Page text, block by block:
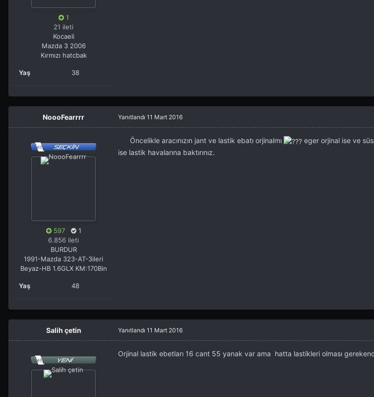
1
21 ileti
Kocaeli
Mazda 3 2006
Kırmızı hatcbak
Yaş 38
NoooFearrrr
597
1
6.856 ileti
BURDUR
1991-Mazda 323-AT-3ileri
Beyaz-HB 1.6GLX KM:170Bin
Yaş 48
Yanıtlandı 11 Mart 2016
Öncelikle aracınızın jant ve lastik ebatı orjinalmı
eger orjinal ise ve
ise lastik havalarına baktırınız.
Salih çetin Yanıtlandı 11 Mart 2016
Orjinal lastik ebetları 16 cant 55 yanak var ama hatta lastikleri olması